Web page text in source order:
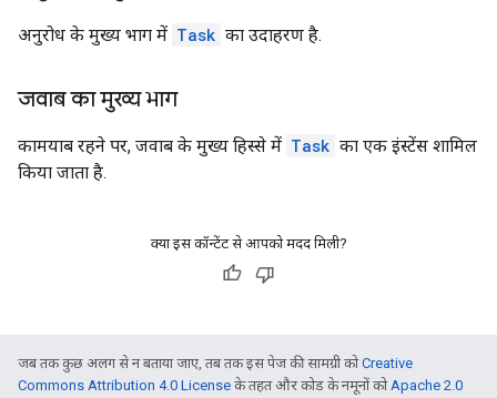
अनुरोध के मुख्य भाग में Task का उदाहरण है.
जवाब का मुख्य भाग
कामयाब रहने पर, जवाब के मुख्य हिस्से में Task का एक इंस्टेंस शामिल
किया जाता है.
क्या इस कॉन्टेंट से आपको मदद मिली?
जब तक कुछ अलग से न बताया जाए, तब तक इस पेज की सामग्री कोCreative
Commons Attribution 4.0 License के तहत और कोड के नमूनों कोApache 2.0